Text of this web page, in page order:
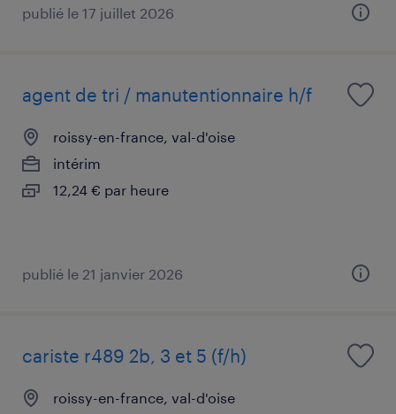
publié le 17 juillet 2026
agent de tri / manutentionnaire h/f
roissy-en-france, val-d'oise
intérim
12,24 € par heure
publié le 21 janvier 2026
cariste r489 2b, 3 et 5 (f/h)
roissy-en-france, val-d'oise